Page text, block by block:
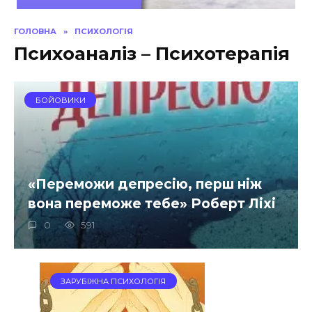
ГОЛОВНА » ПСИХОЛОГІЯ
Психоаналіз – Психотерапія
БОЙОВИКИ
«Переможи депресію, перш ніж
вона переможе тебе» Роберт Ліхі
0 591
ЗАРУБІЖНА ПСИХОЛОГІЯ